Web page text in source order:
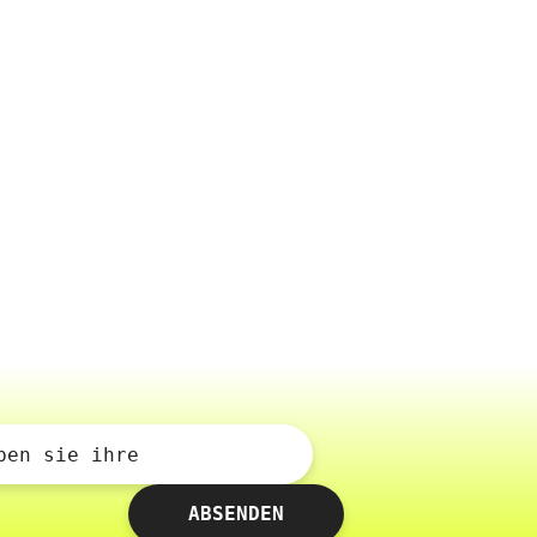
sie ihre
ABSENDEN